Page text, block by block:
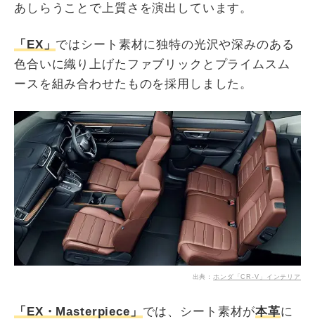
あしらうことで上質さを演出しています。
「EX」 ではシート素材に独特の光沢や深みのある
色合いに織り上げたファブリックとプライムスム
ースを組み合わせたものを採用しました。
出典：ホンダ「CR-V」インテリア
「EX・Masterpiece」 では、シート素材が本革に